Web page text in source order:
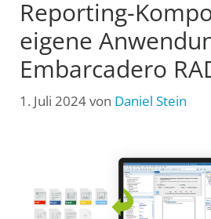
Reporting-
eigene
Embarcadero
1. Juli 2024von Daniel Stein